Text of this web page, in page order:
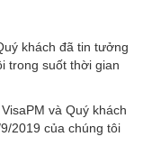
khách đã tin tưởng
trong suốt thời gian
và Quý khách
2019 của chúng tôi